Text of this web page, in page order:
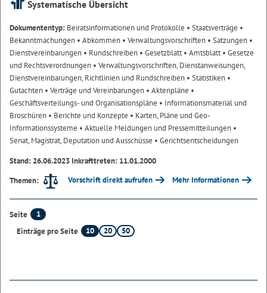
Systematische Übersicht
Dokumententyp: Beiratsinformationen und Protokolle • Staatsverträge •
Bekanntmachungen • Abkommen • Verwaltungsvorschriften • Satzungen •
Dienstvereinbarungen • Rundschreiben • Gesetzblatt• Amtsblatt• Gesetze
und Rechtsverordnungen • Verwaltungsvorschriften, Dienstanweisungen,
Dienstvereinbarungen, Richtlinien und Rundschreiben • Statistiken •
Gutachten • Verträge und Vereinbarungen • Aktenpläne •
Geschäftsverteilungs- und Organisationspläne • Informationsmaterial und
Broschüren • Berichte und Konzepte • Karten, Pläne und Geo-
Informationssysteme • Aktuelle Meldungen und Pressemitteilungen •
Senat, Magistrat, Deputation und Ausschüsse • Gerichtsentscheidungen
Stand: 26.06.2023 Inkrafttreten: 11.01.2000
Themen:
Vorschrift direkt aufrufen Mehr Informationen
Seite
1
Einträge pro Seite
10 20 50